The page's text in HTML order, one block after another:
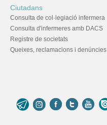
Ciutadans
Consulta de col·legiació infermera
Consulta d'infermeres amb DACS
Registre de societats
Queixes, reclamacions i denúncies